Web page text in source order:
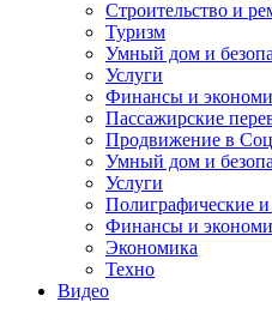
Строительство и
Туризм
Умный дом и
Услуги
Финансы и
Пассажирские
Продвижение в
Умный дом и
Услуги
Полиграфические и
Финансы и
Экономика
Техно
Видео